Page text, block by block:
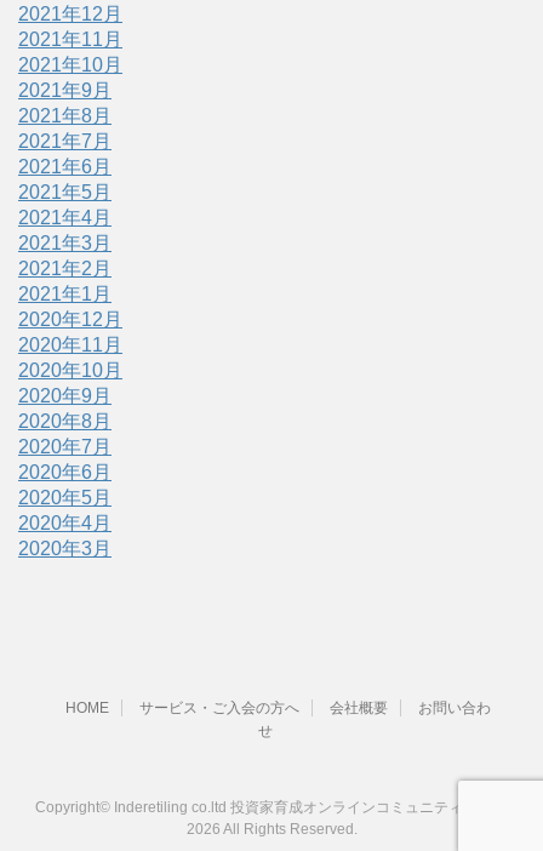
2021年12月
2021年11月
2021年10月
2021年9月
2021年8月
2021年7月
2021年6月
2021年5月
2021年4月
2021年3月
2021年2月
2021年1月
2020年12月
2020年11月
2020年10月
2020年9月
2020年8月
2020年7月
2020年6月
2020年5月
2020年4月
2020年3月
HOME サービス・ご入会の方へ 会社概要
お問い合わ
せ
Copyright© Inderetiling co.ltd 投資家育成オンラインコミュニティ B F X ,
2026 All Rights Reserved.